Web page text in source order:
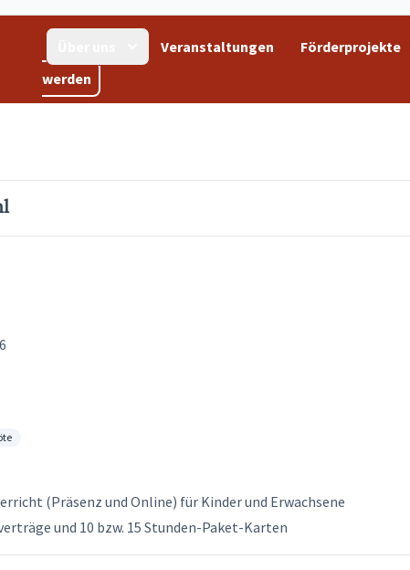
Veranstaltungen Förderprojekte
werden
(Präsenz und Online) für Kinder und Erwachsene
und 10 bzw. 15 Stunden-Paket-Karten